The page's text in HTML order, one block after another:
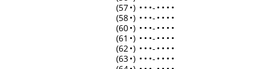
(57•) • • •- • • • •
(58•) • • •- • • • •
(60•) • • •- • • • •
(61 •) • • •- • • • •
(62•) • • •- • • • •
(63•) • • •- • • • •